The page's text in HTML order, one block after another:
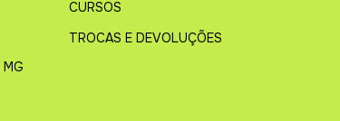
CURSOS
TROCAS E DEVOLUÇÕES